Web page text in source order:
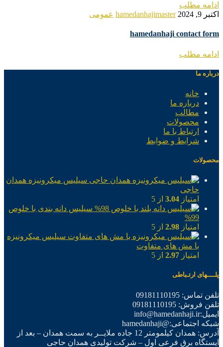
ادامه مطلب
اکتبر 9, 2024
hamedanhajimaster عمومی
hamedanhaji contact form
ادامه مطلب
درباره ما
خانه
درباره ما
مطالب
محصولات
ارتباط با ما
شرایط و ضوابط
محصولات
سیلیس میکرونیزه همدان
حاجی
امتیاز 3.04 از 5
سیلیس دانه بندی با خلوص
99%
امتیاز 2.98 از 5
سیلیس میکرونیزه
با مش های متفاوت
امتیاز 2.97 از 5
پلــــهای ارتـباطی
تلفن تماس: 09181110195
تلفن فروش: 09181110195
ایمیل:info@hamedanhaji.ir
شبکه اجتماعی:@hamedanhaji
آدرس: همدان کیلمومتر 12 جاده ملایــر به سمت همدان – بعد از
ایستگاه برق فرعی اول – شرکت تولیدی همدان حاجی